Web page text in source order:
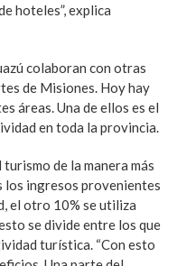
hoteles”, explica
colaboran con otras
de Misiones. Hoy hay
áreas. Una de ellos es el
en toda la provincia.
de la manera más
los ingresos provenientes
el otro 10% se utiliza
se divide entre los que
turística. “Con esto